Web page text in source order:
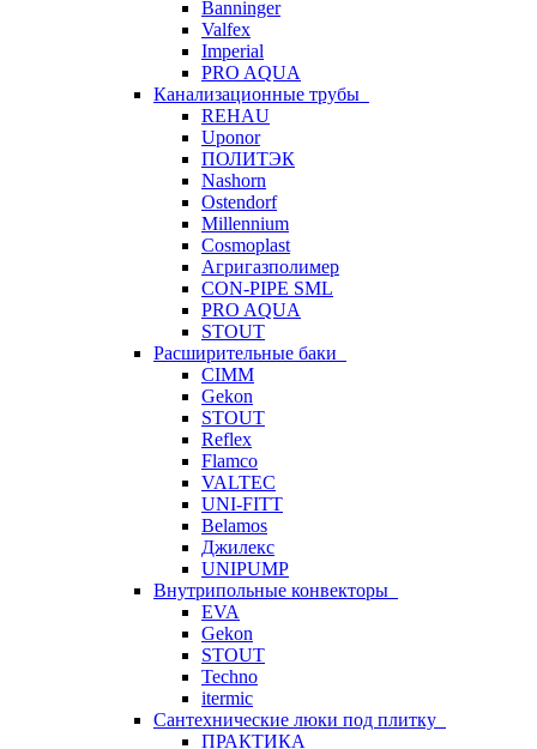
Banninger
Valfex
Imperial
PRO AQUA
Канализационные трубы
REHAU
Uponor
ПОЛИТЭК
Nashorn
Ostendorf
Millennium
Cosmoplast
Агригазполимер
CON-PIPE SML
PRO AQUA
STOUT
Расширительные баки
CIMM
Gekon
STOUT
Reflex
Flamco
VALTEC
UNI-FITT
Belamos
Джилекс
UNIPUMP
Внутрипольные конвекторы
EVA
Gekon
STOUT
Techno
itermic
Сантехнические люки под плитку
ПРАКТИКА